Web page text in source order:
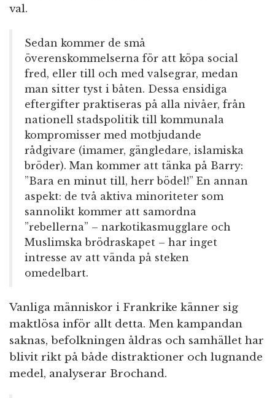
val.
Sedan kommer de små
överenskommelserna för att köpa social
fred, eller till och med valsegrar, medan
man sitter tyst i båten. Dessa ensidiga
eftergifter praktiseras på alla nivåer, från
nationell stadspolitik till kommunala
kompromisser med motbjudande
rådgivare (imamer, gängledare, islamiska
bröder). Man kommer att tänka på Barry:
”Bara en minut till, herr bödel!” En annan
aspekt: de två aktiva minoriteter som
sannolikt kommer att samordna
”rebellerna” – narkotikasmugglare och
Muslimska brödraskapet – har inget
intresse av att vända på steken
omedelbart.
Vanliga människor i Frankrike känner sig
maktlösa inför allt detta. Men kampandan
saknas, befolkningen åldras och samhället har
blivit rikt på både distraktioner och lugnande
medel, analyserar Brochand.